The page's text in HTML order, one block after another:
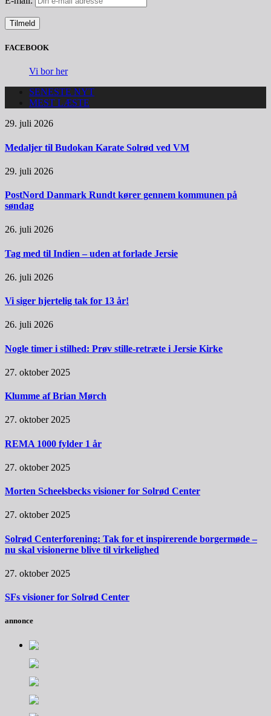
FACEBOOK
Vi bor her
SENESTE NYT
MEST LÆSTE
29. juli 2026
Medaljer til Budokan Karate Solrød ved VM
29. juli 2026
PostNord Danmark Rundt kører gennem kommunen på
søndag
26. juli 2026
Tag med til Indien – uden at forlade Jersie
26. juli 2026
Vi siger hjertelig tak for 13 år!
26. juli 2026
Nogle timer i stilhed: Prøv stille-retræte i Jersie Kirke
27. oktober 2025
Klumme af Brian Mørch
27. oktober 2025
REMA 1000 fylder 1 år
27. oktober 2025
Morten Scheelsbecks visioner for Solrød Center
27. oktober 2025
Solrød Centerforening: Tak for et inspirerende borgermøde –
nu skal visionerne blive til virkelighed
27. oktober 2025
SFs visioner for Solrød Center
annonce